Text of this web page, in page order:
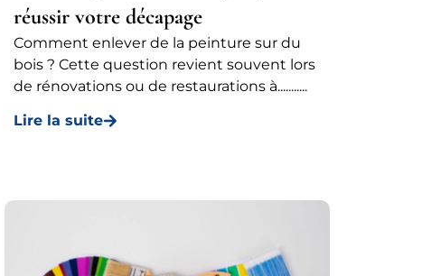
réussir votre décapage
Comment enlever de la peinture sur du
bois ? Cette question revient souvent lors
de rénovations ou de restaurations à...........
Lire la suite